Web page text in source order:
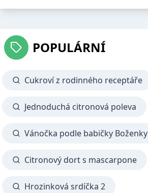
POPULÁRNÍ
Cukroví z rodinného receptáře
Jednoduchá citronová poleva
Vánočka podle babičky Boženky
Citronový dort s mascarpone
Hrozinková srdíčka 2